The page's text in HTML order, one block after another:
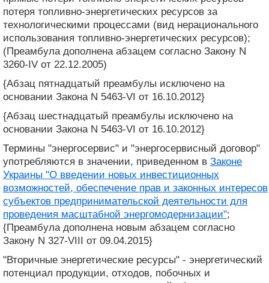
потеря топливно-энергетических ресурсов за
технологическими процессами (вид нерационального
использования топливно-энергетических ресурсов);
(Преамбула дополнена абзацем согласно Закону N
3260-IV от 22.12.2005)
{Абзац пятнадцатый преамбулы исключено на
основании Закона N 5463-VI от 16.10.2012}
{Абзац шестнадцатый преамбулы исключено на
основании Закона N 5463-VI от 16.10.2012}
Термины "энергосервис" и "энергосервисный договор"
употребляются в значении, приведенном в Законе
Украины "О введении новых инвестиционных
возможностей, обеспечение прав и законных интересов
субъектов предпринимательской деятельности для
проведения масштабной энергомодернизации";
{Преамбула дополнена новым абзацем согласно
Закону N 327-VIII от 09.04.2015}
"Вторичные энергетические ресурсы" - энергетический
потенциал продукции, отходов, побочных и